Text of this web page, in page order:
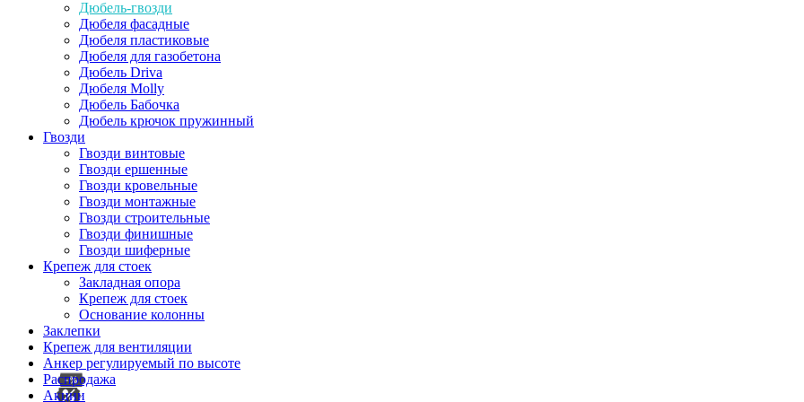
Дюбель-гвозди
Дюбеля фасадные
Дюбеля пластиковые
Дюбеля для газобетона
Дюбель Driva
Дюбеля Molly
Дюбель Бабочка
Дюбель крючок пружинный
Гвозди
Гвозди винтовые
Гвозди ершенные
Гвозди кровельные
Гвозди монтажные
Гвозди строительные
Гвозди финишные
Гвозди шиферные
Крепеж для стоек
Закладная опора
Крепеж для стоек
Основание колонны
Заклепки
Крепеж для вентиляции
Анкер регулируемый по высоте
Распродажа
Акции